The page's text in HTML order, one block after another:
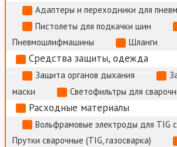
Адаптеры и переходники для
Пистолеты для подкачки шин
Пневмошлифмашины
Шланги
Средства защиты, одежда
Защита органов дыхания
маски
Светофильтры для
Расходные материалы
Вольфрамовые электроды для TIG
Прутки сварочные (TIG, газосварка)